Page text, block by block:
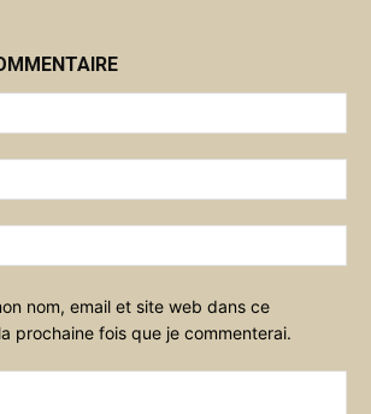
:*
:*
:
nom, email et site web dans ce
prochaine fois que je commenterai.